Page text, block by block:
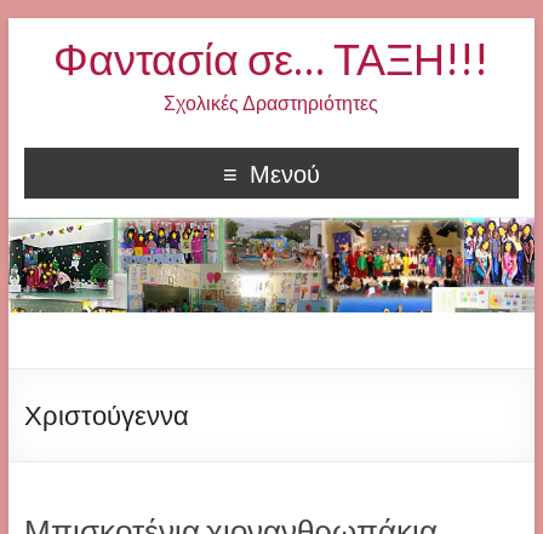
Φαντασία σε… ΤΑΞΗ!!!
Σχολικές Δραστηριότητες
Μενού
Χριστούγεννα